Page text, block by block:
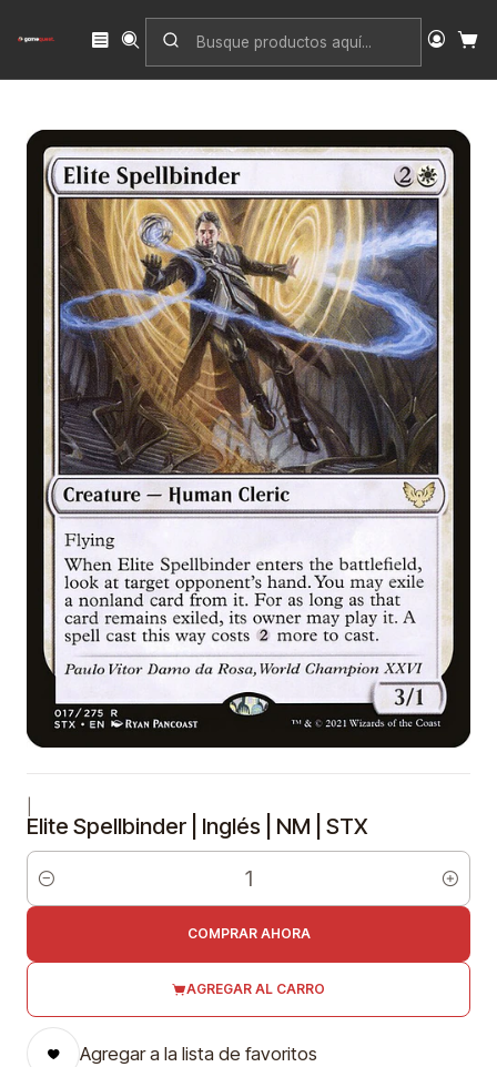
Inicio Singles
Strixhaven: School of Mages
Elite Spellbinder | Inglés | NM | STX
Elite Spellbinder | Inglés | NM | STX
Cantidad
AGREGAR AL CARRO
COMPRAR AHORA
Agregar a la lista de favoritos